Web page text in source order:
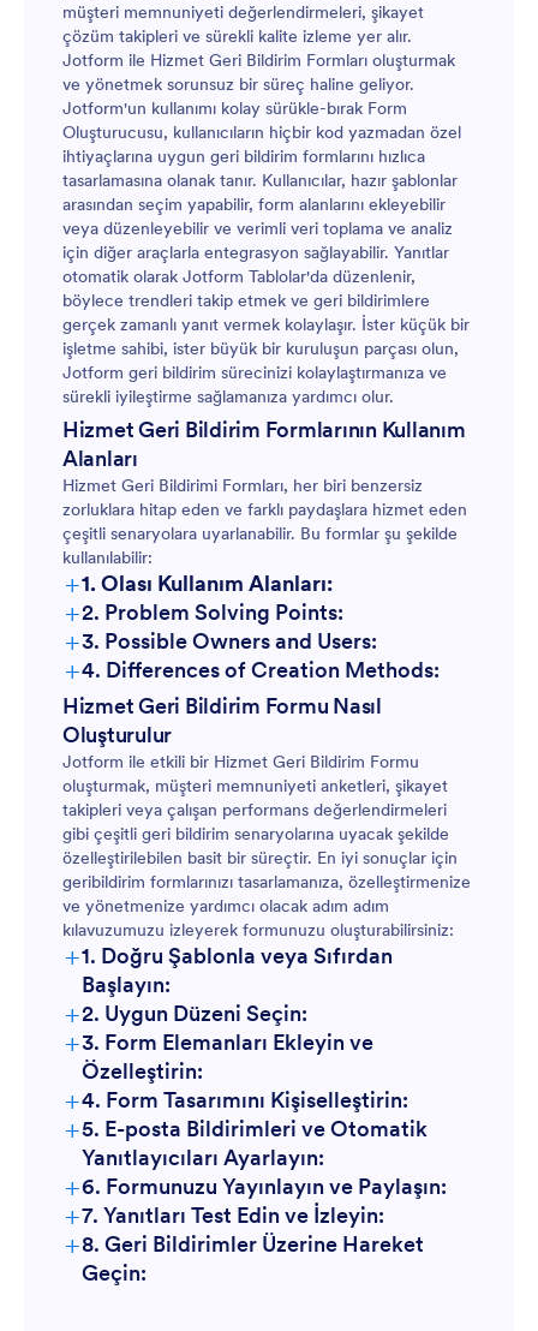
müşteri memnuniyeti değerlendirmeleri, şikayet
çözüm takipleri ve sürekli kalite izleme yer alır.
Jotform ile Hizmet Geri Bildirim Formları oluşturmak
ve yönetmek sorunsuz bir süreç haline geliyor.
Jotform'un kullanımı kolay sürükle-bırak Form
Oluşturucusu, kullanıcıların hiçbir kod yazmadan özel
ihtiyaçlarına uygun geri bildirim formlarını hızlıca
tasarlamasına olanak tanır. Kullanıcılar, hazır şablonlar
arasından seçim yapabilir, form alanlarını ekleyebilir
veya düzenleyebilir ve verimli veri toplama ve analiz
için diğer araçlarla entegrasyon sağlayabilir. Yanıtlar
otomatik olarak Jotform Tablolar'da düzenlenir,
böylece trendleri takip etmek ve geri bildirimlere
gerçek zamanlı yanıt vermek kolaylaşır. İster küçük bir
işletme sahibi, ister büyük bir kuruluşun parçası olun,
Jotform geri bildirim sürecinizi kolaylaştırmanıza ve
sürekli iyileştirme sağlamanıza yardımcı olur.
Hizmet Geri Bildirim Formlarının Kullanım
Alanları
Hizmet Geri Bildirimi Formları, her biri benzersiz
zorluklara hitap eden ve farklı paydaşlara hizmet eden
çeşitli senaryolara uyarlanabilir. Bu formlar şu şekilde
kullanılabilir:
+1. Olası Kullanım Alanları:
+2. Problem Solving Points:
+3. Possible Owners and Users:
+4. Differences of Creation Methods:
Hizmet Geri Bildirim Formu Nasıl
Oluşturulur
Jotform ile etkili bir Hizmet Geri Bildirim Formu
oluşturmak, müşteri memnuniyeti anketleri, şikayet
takipleri veya çalışan performans değerlendirmeleri
gibi çeşitli geri bildirim senaryolarına uyacak şekilde
özelleştirilebilen basit bir süreçtir. En iyi sonuçlar için
geribildirim formlarınızı tasarlamanıza, özelleştirmenize
ve yönetmenize yardımcı olacak adım adım
kılavuzumuzu izleyerek formunuzu oluşturabilirsiniz:
+1. Doğru Şablonla veya Sıfırdan
Başlayın:
+2. Uygun Düzeni Seçin:
+3. Form Elemanları Ekleyin ve
Özelleştirin:
+4. Form Tasarımını Kişiselleştirin:
+5. E-posta Bildirimleri ve Otomatik
Yanıtlayıcıları Ayarlayın:
+6. Formunuzu Yayınlayın ve Paylaşın:
+7. Yanıtları Test Edin ve İzleyin:
+8. Geri Bildirimler Üzerine Hareket
Geçin: